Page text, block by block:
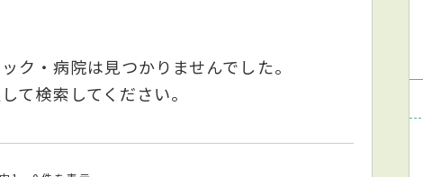
ク・病院は見つかりませんでした。
て検索してください。